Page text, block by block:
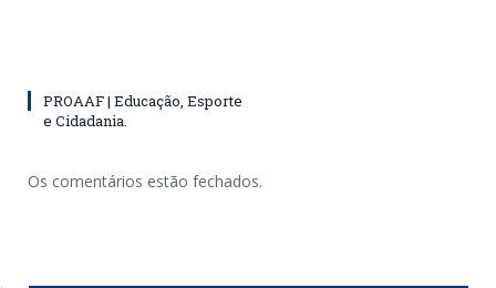
PROAAF | Educação, Esporte
e Cidadania.
Os comentários estão fechados.